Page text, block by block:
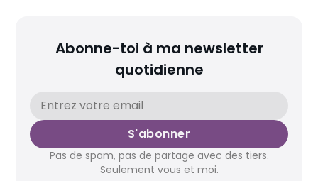
Abonne-toi à ma newsletter
quotidienne
S'abonner
Pas de spam, pas de partage avec des tiers.
Seulement vous et moi.